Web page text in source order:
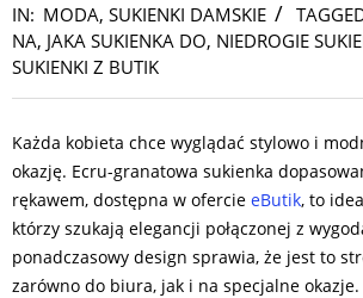
IN: MODA, SUKIENKI DAMSKIE
NA, JAKA SUKIENKA DO, NIEDROGIE
SUKIENKI Z BUTIK
Każda kobieta chce wyglądać stylowo i
okazję. Ecru-granatowa sukienka
rękawem, dostępna w ofercie eButik, to
którzy szukają elegancji połączonej z
ponadczasowy design sprawia, że jest to
zarówno do biura, jak i na specjalne okazje.